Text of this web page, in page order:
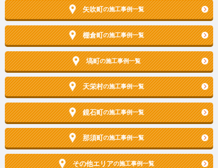
矢吹町の施工事例一覧
棚倉町の施工事例一覧
塙町の施工事例一覧
天栄村の施工事例一覧
鏡石町の施工事例一覧
那須町の施工事例一覧
その他エリアの施工事例一覧